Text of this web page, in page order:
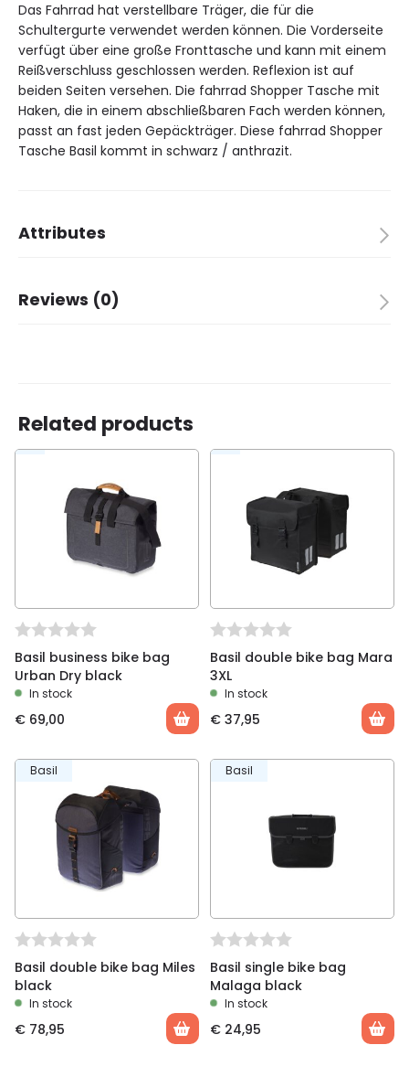
Das Fahrrad hat verstellbare Träger, die für die
Schultergurte verwendet werden können. Die Vorderseite
verfügt über eine große Fronttasche und kann mit einem
Reißverschluss geschlossen werden. Reflexion ist auf
beiden Seiten versehen. Die fahrrad Shopper Tasche mit
Haken, die in einem abschließbaren Fach werden können,
passt an fast jeden Gepäckträger. Diese fahrrad Shopper
Tasche Basil kommt in schwarz / anthrazit.
Attributes
Brand
Reviews (0)
You must be
to post a review.
Related products
Basil business bike bag
Urban Dry black
In stock
€ 69,00
Basil double bike bag Mara
3XL
In stock
€ 37,95
Basil
Basil double bike bag Miles
black
In stock
€ 78,95
Basil
Basil single bike bag
Malaga black
In stock
€ 24,95